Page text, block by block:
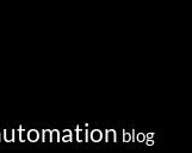
blog